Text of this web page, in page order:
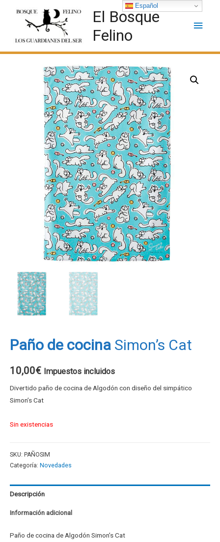
El Bosque
Felino
Paño de cocina Simon’s Cat
10,00€ Impuestos incluidos
Divertido paño de cocina de Algodón con diseño del simpático
Simon’s Cat
Sin existencias
SKU: PAÑOSIM
Categoría: Novedades
Descripción
Información adicional
Paño de cocina de Algodón Simon’s Cat
Español